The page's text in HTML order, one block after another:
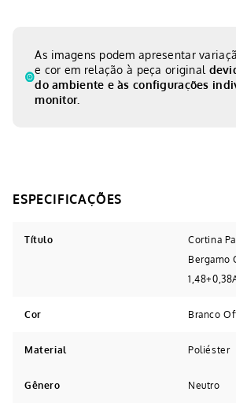
As imagens podem apresentar
e cor em relação à peça original
do ambiente e às configurações
monitor.
Título
Cortina
Bergamo
Cor Branco
Material Poliéster
Gênero Neutro